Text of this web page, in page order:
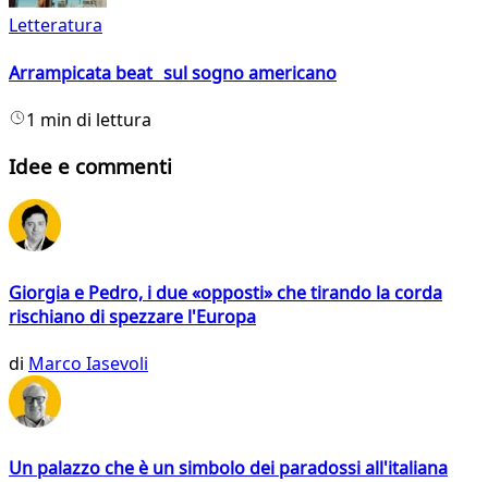
Letteratura
Arrampicata beat sul sogno americano
1 min di lettura
Idee e commenti
Giorgia e Pedro, i due «opposti» che tirando la corda
rischiano di spezzare l'Europa
di Marco Iasevoli
Un palazzo che è un simbolo dei paradossi all'italiana